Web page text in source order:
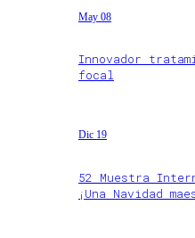
May 08
Innovador
focal
Dic 19
52 Muestra
¡Una Navidad